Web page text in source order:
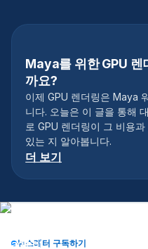
Maya를 위한 GPU 렌
까요?
이제 GPU 렌더링은 Maya
니다. 오늘은 이 글을 통해
로 GPU 렌더링이 그 비용
있는 지 알아봅니다.
더 보기
뉴스레터 구독하기